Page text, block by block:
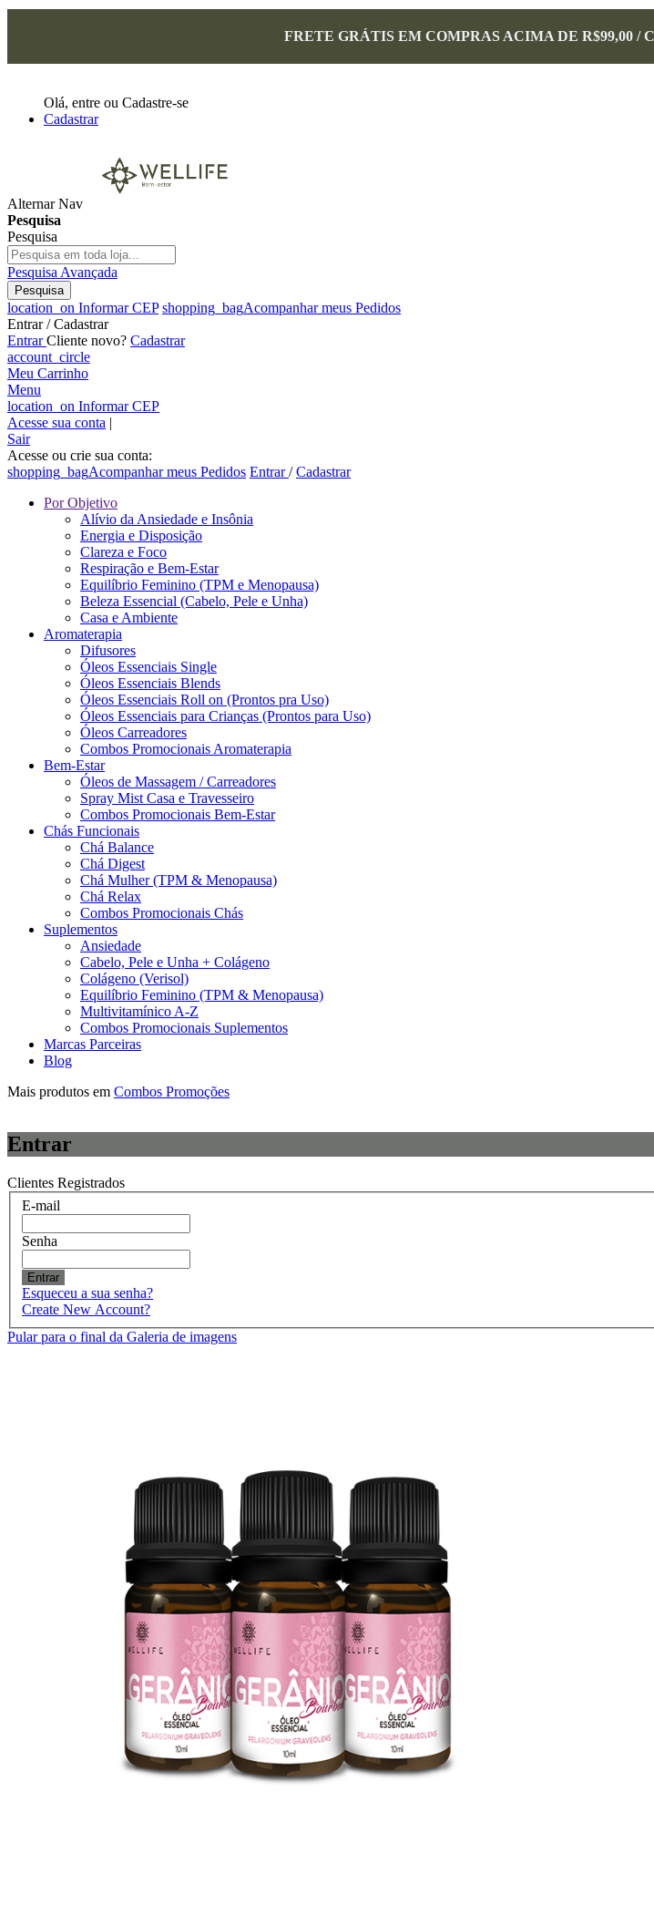
FRETE GRÁTIS EM COMPRAS ACIMA DE R$99,00
Olá, entre ou Cadastre-se
Cadastrar
Alternar Nav
Pesquisa
Pesquisa
Pesquisa Avançada
Pesquisa
location_on Informar CEP shopping_bagAcompanhar meus Pedidos
Entrar / Cadastrar
EntrarCliente novo? Cadastrar
account_circle
Meu Carrinho
Menu
location_on Informar CEP
Acesse sua conta |
Sair
Acesse ou crie sua conta:
shopping_bagAcompanhar meus Pedidos Entrar/Cadastrar
Por Objetivo
Alívio da Ansiedade e Insônia
Energia e Disposição
Clareza e Foco
Respiração e Bem-Estar
Equilíbrio Feminino (TPM e Menopausa)
Beleza Essencial (Cabelo, Pele e Unha)
Casa e Ambiente
Aromaterapia
Difusores
Óleos Essenciais Single
Óleos Essenciais Blends
Óleos Essenciais Roll on (Prontos pra Uso)
Óleos Essenciais para Crianças (Prontos para Uso)
Óleos Carreadores
Combos Promocionais Aromaterapia
Bem-Estar
Óleos de Massagem / Carreadores
Spray Mist Casa e Travesseiro
Combos Promocionais Bem-Estar
Chás Funcionais
Chá Balance
Chá Digest
Chá Mulher (TPM & Menopausa)
Chá Relax
Combos Promocionais Chás
Suplementos
Ansiedade
Cabelo, Pele e Unha + Colágeno
Colágeno (Verisol)
Equilíbrio Feminino (TPM & Menopausa)
Multivitamínico A-Z
Combos Promocionais Suplementos
Marcas Parceiras
Blog
Mais produtos em Combos Promoções
Entrar
Clientes Registrados
E-mail
Senha
Entrar
Esqueceu a sua senha?
Create New Account?
Pular para o final da Galeria de imagens